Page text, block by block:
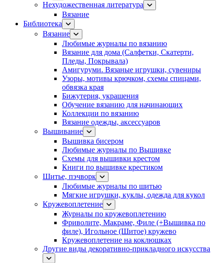
Нехудожественная литература
Вязание
Библиотека
Вязание
Любимые журналы по вязанию
Вязание для дома (Салфетки, Скатерти,
Пледы, Покрывала)
Амигуруми. Вязаные игрушки, сувениры
Узоры, мотивы крючком, схемы спицами,
обвязка края
Бижутерия, украшения
Обучение вязанию для начинающих
Коллекции по вязанию
Вязание одежды, аксессуаров
Вышивание
Вышивка бисером
Любимые журналы по Вышивке
Схемы для вышивки крестом
Книги по вышивке крестиком
Шитье, пэчворк
Любимые журналы по шитью
Мягкие игрушки, куклы, одежда для кукол
Кружевоплетение
Журналы по кружевоплетению
Фриволите, Макраме, Филе (+Вышивка по
филе), Игольное (Шитое) кружево
Кружевоплетение на коклюшках
Другие виды декоративно-прикладного искусства